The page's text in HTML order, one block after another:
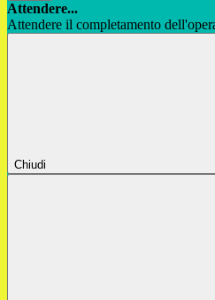
Attendere...
Attendere il completamento
Chiudi